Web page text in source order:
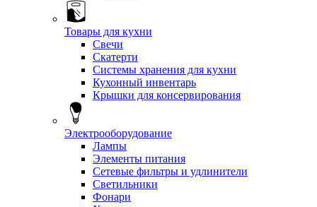
Товары для кухни
Свечи
Скатерти
Системы хранения для кухни
Кухонный инвентарь
Крышки для консервирования
Электрооборудование
Лампы
Элементы питания
Сетевые фильтры и удлинители
Светильники
Фонари